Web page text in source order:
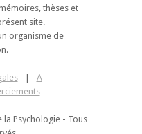
thèses et
site.
organisme de
A
Psychologie - Tous